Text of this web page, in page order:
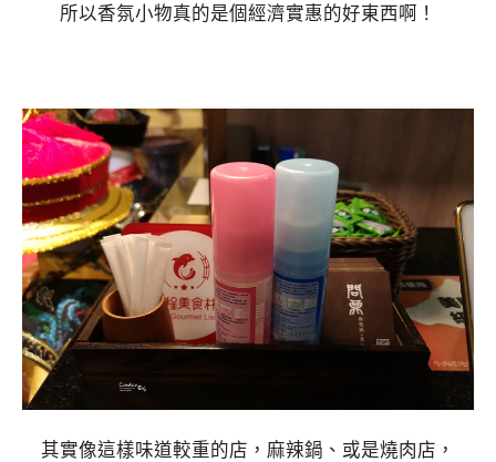
所以香氛小物真的是個經濟實惠的好東西啊！
其實像這樣味道較重的店，麻辣鍋、或是燒肉店，